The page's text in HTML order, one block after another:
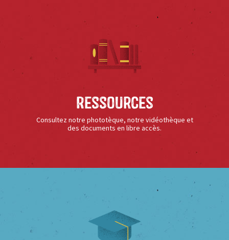
Ressources
Consultez notre phototèque, notre vidéothèque et
des documents en libre accès.